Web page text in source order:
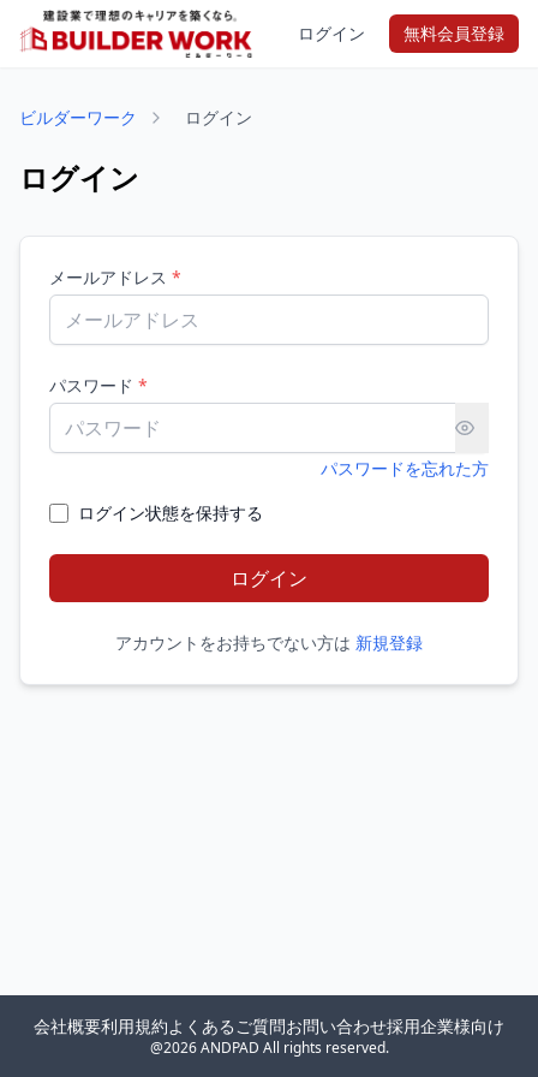
ログイン 無料会員登録
ビルダーワーク ログイン
ログイン
メールアドレス *
パスワード *
パスワードを忘れた方
ログイン状態を保持する
ログイン
アカウントをお持ちでない方は 新規登録
@2026 ANDPAD All rights reserved.
会社概要利用規約よくあるご質問お問い合わせ採用企業様向け